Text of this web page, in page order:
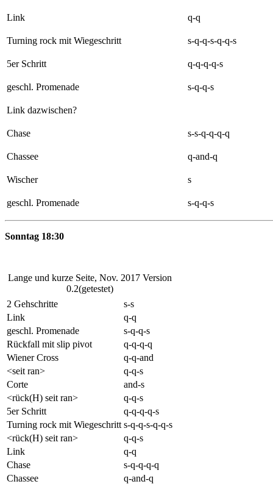
Link q-q
Turning rock mit Wiegeschritt s-q-q-s-q-q-s
5er Schritt q-q-q-q-s
geschl. Promenade s-q-q-s
Link dazwischen?
Chase s-s-q-q-q-q
Chassee q-and-q
Wischer s
geschl. Promenade s-q-q-s
Sonntag 18:30
Lange und kurze Seite, Nov. 2017 Version
0.2(getestet)
2 Gehschritte
s-s
Link
q-q
geschl. Promenade
s-q-q-s
Rückfall mit slip pivot
q-q-q-q
Wiener Cross
q-q-and
<seit ran>
q-q-s
Corte
and-s
<rück(H) seit ran>
q-q-s
5er Schritt
q-q-q-q-s
Turning rock mit Wiegeschritt s-q-q-s-q-q-s
<rück(H) seit ran>
q-q-s
Link
q-q
Chase
s-q-q-q-q
Chassee
q-and-q